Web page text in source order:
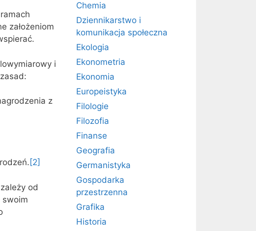
założeniom
i
z
[2]
od
Chemia
Dziennikarstwo i
komunikacja społeczna
Ekologia
Ekonometria
Ekonomia
Europeistyka
Filologie
Filozofia
Finanse
Geografia
Germanistyka
Gospodarka
przestrzenna
Grafika
Historia